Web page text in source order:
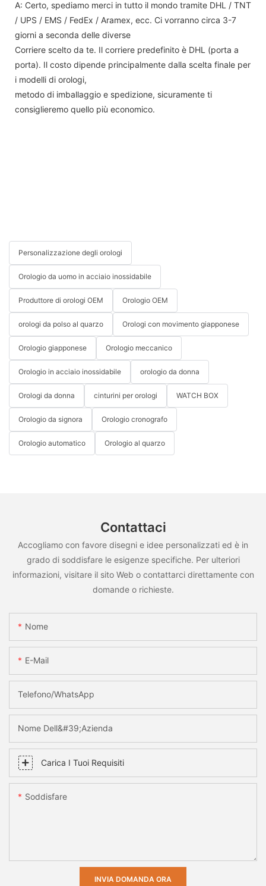
A: Certo, spediamo merci in tutto il mondo tramite DHL / TNT
/ UPS / EMS / FedEx / Aramex, ecc. Ci vorranno circa 3-7
giorni a seconda delle diverse
Corriere scelto da te. Il corriere predefinito è DHL (porta a
porta). Il costo dipende principalmente dalla scelta finale per
i modelli di orologi,
metodo di imballaggio e spedizione, sicuramente ti
consiglieremo quello più economico.
Personalizzazione degli orologi
Orologio da uomo in acciaio inossidabile
Produttore di orologi OEM Orologio OEM
orologi da polso al quarzo Orologi con movimento giapponese
Orologio giapponese Orologio meccanico
Orologio in acciaio inossidabile orologio da donna
Orologi da donna cinturini per orologi WATCH BOX
Orologio da signora Orologio cronografo
Orologio automatico Orologio al quarzo
Contattaci
Accogliamo con favore disegni e idee personalizzati ed è in
grado di soddisfare le esigenze specifiche. Per ulteriori
informazioni, visitare il sito Web o contattarci direttamente con
domande o richieste.
Nome
E-Mail
Telefono/WhatsApp
Nome Dell&#39;azienda
Carica I Tuoi Requisiti
Soddisfare
INVIA DOMANDA ORA